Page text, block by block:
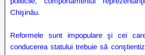
Chişinău.
Reformele sunt impopulare şi cei
conducerea statului trebuie să